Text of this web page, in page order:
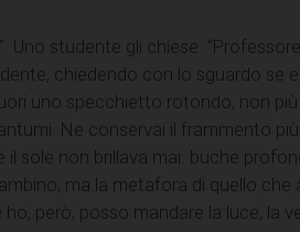
Uno studente gli chiese:
chiedendo con lo sguardo se
uno specchietto rotondo, non più
Ne conservai il frammento più
sole non brillava mai: buche
ma la metafora di quello che
però, posso mandare la luce, la